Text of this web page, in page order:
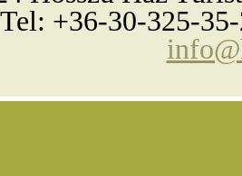
Tel: +36-30-325-